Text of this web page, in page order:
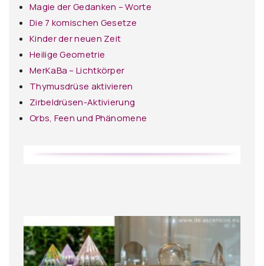
Magie der Gedanken – Worte
Die 7 komischen Gesetze
Kinder der neuen Zeit
Heilige Geometrie
MerKaBa – Lichtkörper
Thymusdrüse aktivieren
Zirbeldrüsen-Aktivierung
Orbs, Feen und Phänomene